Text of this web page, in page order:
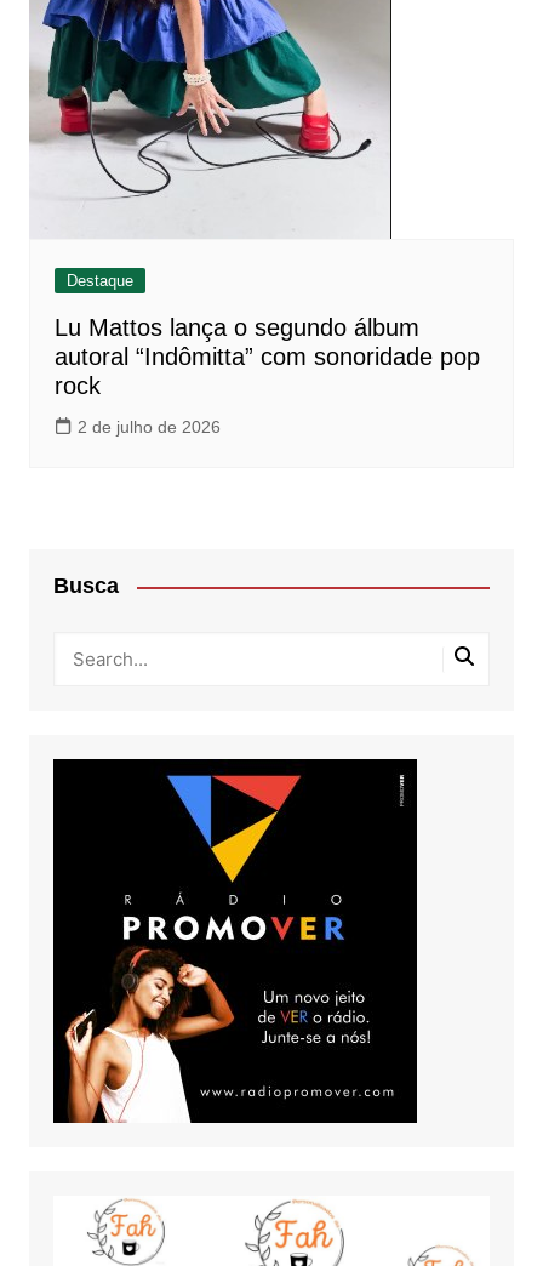
Destaque
Lu Mattos lança o segundo álbum
autoral “Indômitta” com sonoridade pop
rock
2 de julho de 2026
Busca